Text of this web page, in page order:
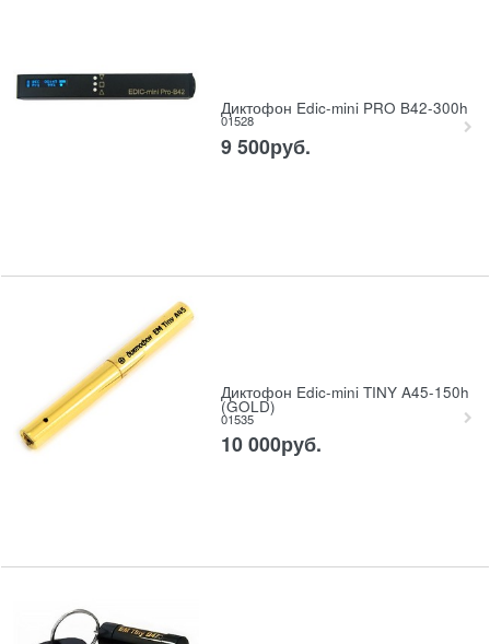
Диктофон Edic-mini PRO B42-300h
01528
9 500руб.
Диктофон Edic-mini TINY A45-150h
(GOLD)
01535
10 000руб.